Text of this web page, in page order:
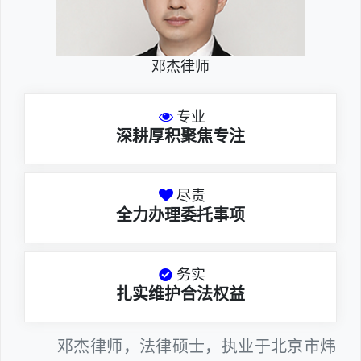
邓杰律师
专业
深耕厚积聚焦专注
尽责
全力办理委托事项
务实
扎实维护合法权益
邓杰律师，法律硕士，执业于北京市炜